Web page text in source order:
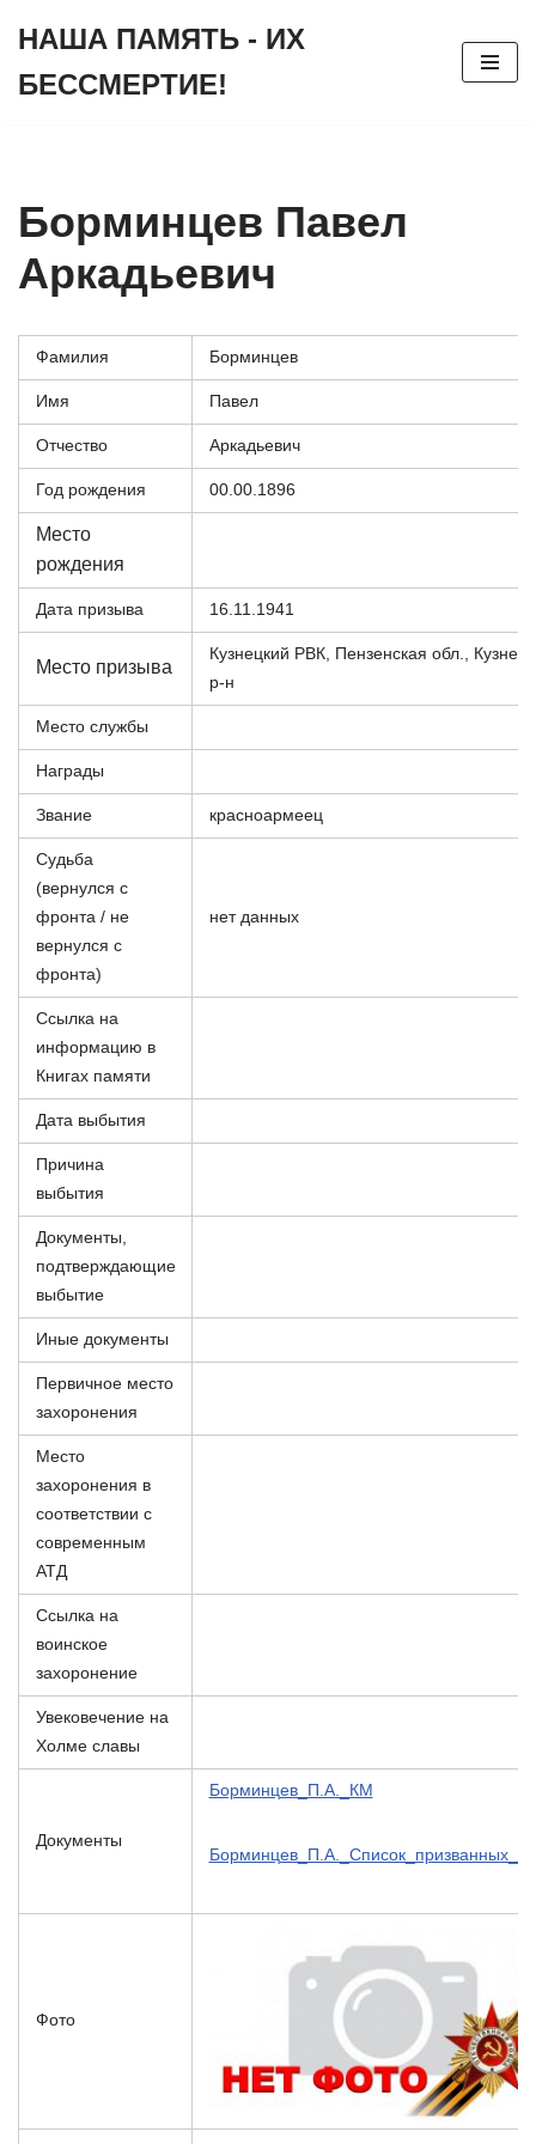
к
НАША ПАМЯТЬ - ИХ
БЕССМЕРТИЕ!
Борминцев Павел
Аркадьевич
Фамилия Борминцев
Имя Павел
Отчество Аркадьевич
Год рождения 00.00.1896
Место
рождения
Дата призыва 16.11.1941
Место призыва
Кузнецкий РВК, Пензенская обл.,
р-н
Место службы
Награды
Звание красноармеец
Судьба
(вернулся с
фронта / не
вернулся с
фронта)
нет данных
Ссылка на
информацию в
Книгах памяти
Дата выбытия
Причина
выбытия
Документы,
подтверждающие
выбытие
Иные документы
Первичное место
захоронения
Место
захоронения в
соответствии с
современным
АТД
Ссылка на
воинское
захоронение
Увековечение на
Холме славы
Документы
Борминцев_П.А._КМ
Фото